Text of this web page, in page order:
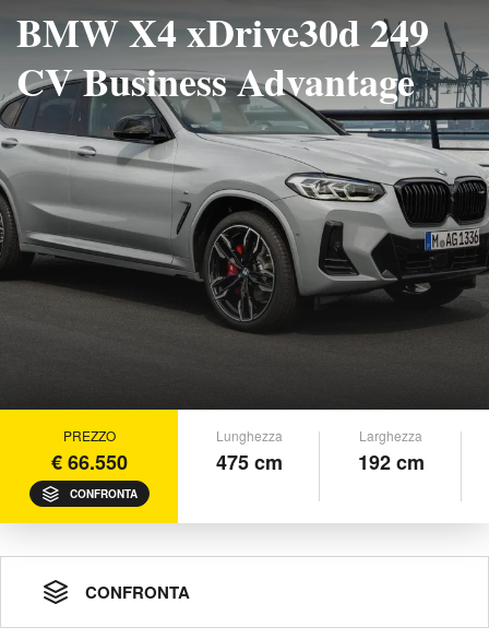
BMW X4 xDrive30d 249
CV Business Advantage
PREZZO
€ 66.550
CONFRONTA
Lunghezza
475 cm
Larghezza
192 cm
CONFRONTA